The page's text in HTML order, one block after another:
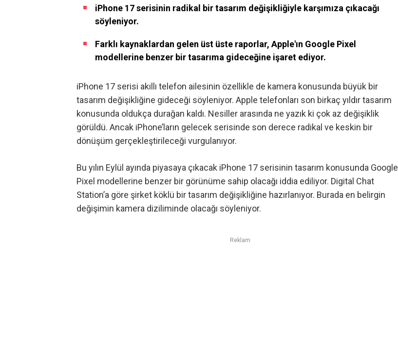
iPhone 17 serisinin radikal bir tasarım değişikliğiyle karşımıza çıkacağı
söyleniyor.
Farklı kaynaklardan gelen üst üste raporlar, Apple'ın Google Pixel
modellerine benzer bir tasarıma gideceğine işaret ediyor.
iPhone 17 serisi akıllı telefon ailesinin özellikle de kamera konusunda büyük bir
tasarım değişikliğine gideceği söyleniyor. Apple telefonları son birkaç yıldır tasarım
konusunda oldukça durağan kaldı. Nesiller arasında ne yazık ki çok az değişiklik
görüldü. Ancak iPhone’ların gelecek serisinde son derece radikal ve keskin bir
dönüşüm gerçekleştirileceği vurgulanıyor.
Bu yılın Eylül ayında piyasaya çıkacak iPhone 17 serisinin tasarım konusunda Google
Pixel modellerine benzer bir görünüme sahip olacağı iddia ediliyor. Digital Chat
Station’a göre şirket köklü birtasarım değişikliğine hazırlanıyor. Burada en belirgin
değişimin kamera diziliminde olacağı söyleniyor.
Reklam